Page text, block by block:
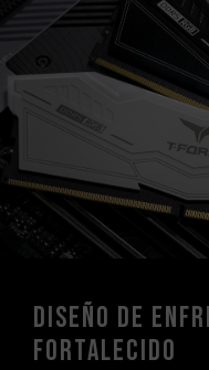
Diseño de
fortalecido